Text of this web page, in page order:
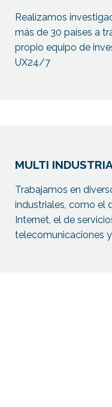
Realizamos
más de 30 países a
propio equipo de
UX24/7
MULTI
Trabajamos en
industriales, como el
Internet, el de
telecomunicaciones